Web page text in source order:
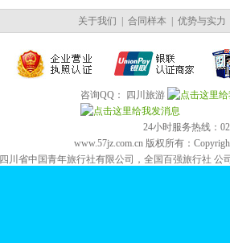
关于我们 合同样本 优势与实力
咨询QQ： 四川旅游
24小时服务热线：
www.57jz.com.cn 版权所有：
四川省中国青年旅行社有限公司，全国百强旅行社